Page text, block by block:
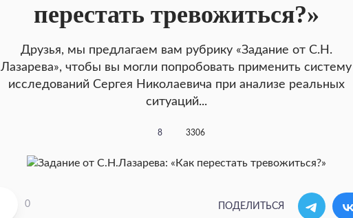
перестать тревожиться?»
Друзья, мы предлагаем вам рубрику «Задание от С.Н.
Лазарева», чтобы вы могли попробовать применить систему
исследований Сергея Николаевича при анализе реальных
ситуаций...
8 3306
0 ПОДЕЛИТЬСЯ